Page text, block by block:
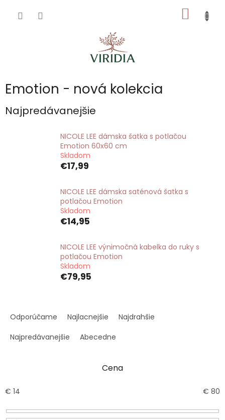
KOŠÍK
Emotion - nová kolekcia
Najpredávanejšie
NICOLE LEE dámska šatka s potlačou
Emotion 60x60 cm
Skladom
€17,99
NICOLE LEE dámska saténová šatka s
potlačou Emotion
Skladom
€14,95
NICOLE LEE výnimočná kabelka do ruky s
potlačou Emotion
Skladom
€79,95
a
e
r
d
Odporúčame Najlacnejšie
Najdrahšie
Najpredávanejšie
Abecedne
Cena
€ 14 € 80